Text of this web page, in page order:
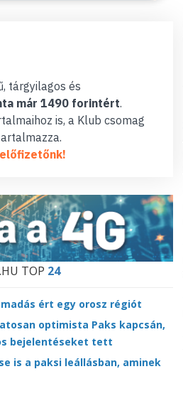
tárgyilagos és
már 1490 forintért.
is, a Klub csomag
TOP 24
ért egy orosz régiót
optimista Paks kapcsán,
bejelentéseket tett
is a paksi leállásban, aminek